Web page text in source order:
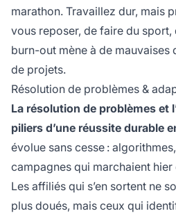
marathon. Travaillez dur, mais
vous reposer, de faire du
burn-out mène à de mauvaises
de projets.
Résolution de problèmes &
La résolution de problèmes et
piliers d’une réussite durable
évolue sans cesse :
campagnes qui marchaient
Les affiliés qui s’en sortent ne
plus doués, mais ceux qui